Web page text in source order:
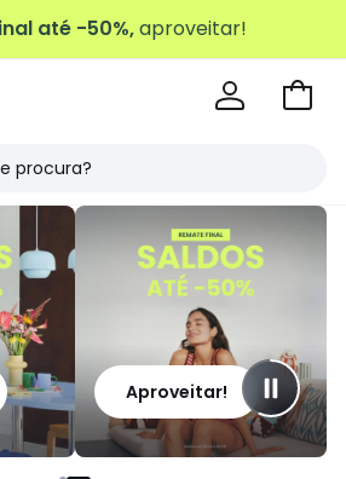
até -50%,aproveitar!
Ir
Aproveitar!